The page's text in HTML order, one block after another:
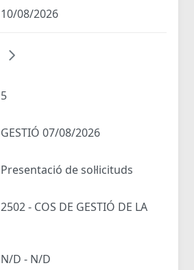
10/08/2026
5
GESTIÓ 07/08/2026
Presentació de sol·licituds
2502 - COS DE GESTIÓ DE LA
N/D - N/D